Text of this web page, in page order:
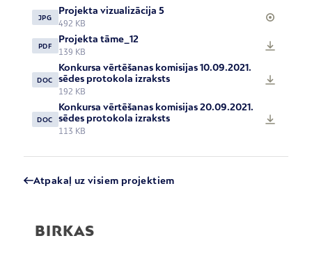
JPG
Projekta vizualizācija 5
492 KB
PDF
Projekta tāme_12
139 KB
DOC
Konkursa vērtēšanas komisijas 10.09.2021.
sēdes protokola izraksts
192 KB
DOC
Konkursa vērtēšanas komisijas 20.09.2021.
sēdes protokola izraksts
113 KB
Atpakaļ uz visiem projektiem
BIRKAS